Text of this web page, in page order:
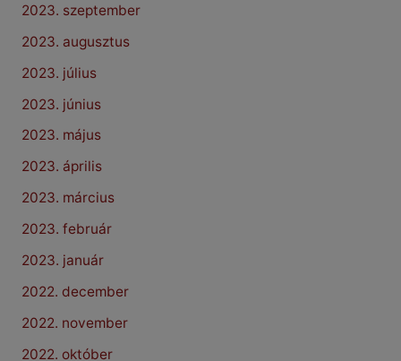
2023. szeptember
2023. augusztus
2023. július
2023. június
2023. május
2023. április
2023. március
2023. február
2023. január
2022. december
2022. november
2022. október